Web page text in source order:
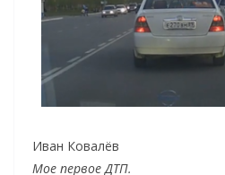
Иван Ковалёв
Мое первое ДТП.